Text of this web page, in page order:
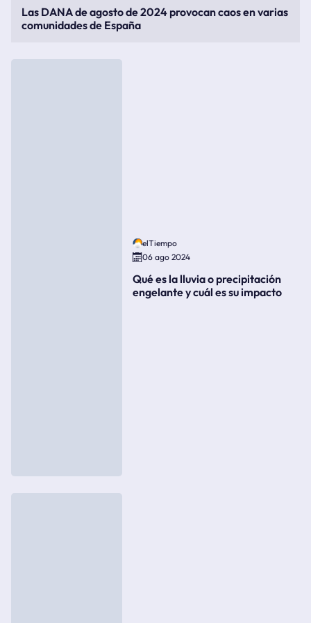
Las DANA de agosto de 2024 provocan caos en varias
comunidades de España
elTiempo
06 ago 2024
Qué es la lluvia o precipitación
engelante y cuál es su impacto